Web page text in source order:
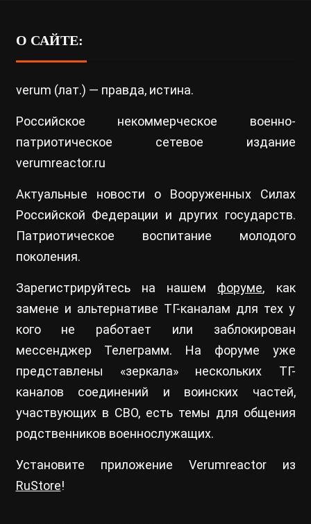
О САЙТЕ:
verum (лат.) — правда, истина.
Российское некоммерческое военно-
патриотическое сетевое издание
verumreactor.ru
Актуальные новости о Вооруженных Силах
Российской Федерации и других государств.
Патриотическое воспитание молодого
поколения.
Зарегистрируйтесь на нашем форуме, как
замене и альтернативе ТГ-каналам для тех у
кого не работает или заблокирован
мессенджер Телеграмм. На форуме уже
представлены «зеркала» нескольких ТГ-
каналов соединений и воинских частей,
участвующих в СВО, есть темы для общения
родственников военнослужащих.
Установите приложение Verumreactor из
RuStore!